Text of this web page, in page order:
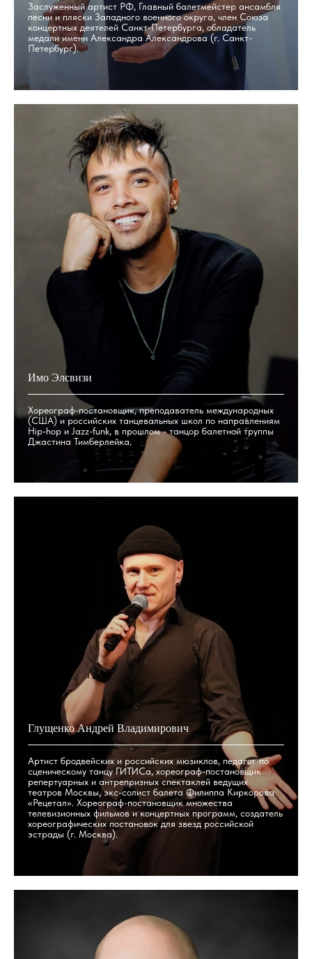
Заслуженный артист РФ, Главный балетмейстер ансамбля
песни и пляски Западного военного округа, член Союза
концертных деятелей Санкт-Петербурга, обладатель
медали имени Александра Александрова (г. Санкт-
Петербург).
Имо Элсвизи
Хореограф-постановщик, преподаватель международных
(США) и российских танцевальных школ по направлениям
Hip-hop и Jazz-funk, в прошлом - танцор балетной труппы
Джастина Тимберлейка.
Глущенко Андрей Владимирович
Артист бродвейских и российских мюзиклов, педагог по
сценическому танцу ГИТИСа, хореограф-постановщик
репертуарных и антрепризных спектаклей ведущих
театров Москвы, экс-солист балета Филиппа Киркорова
«Рецетал». Хореограф-постановщик множества
телевизионных фильмов и концертных программ, создатель
хореографических постановок для звезд российской
эстрады (г. Москва).